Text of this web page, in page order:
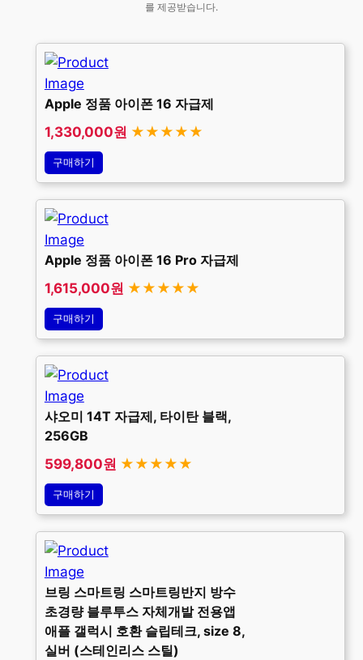
를 제공받습니다.
Apple 정품 아이폰 16 자급제
1,330,000원 ★★★★★
구매하기
Apple 정품 아이폰 16 Pro 자급제
1,615,000원 ★★★★★
구매하기
샤오미 14T 자급제, 타이탄 블랙,
256GB
599,800원 ★★★★★
구매하기
브링 스마트링 스마트링반지 방수
초경량 블루투스 자체개발 전용앱
애플 갤럭시 호환 슬립테크, size 8,
실버 (스테인리스 스틸)